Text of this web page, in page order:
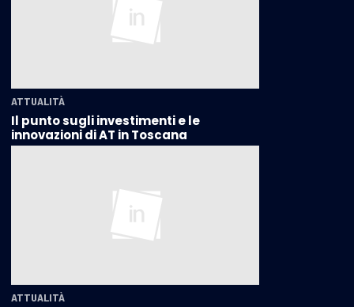
ATTUALITÀ
Il punto sugli investimenti e le
innovazioni di AT in Toscana
ATTUALITÀ